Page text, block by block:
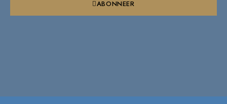
ABONNEER